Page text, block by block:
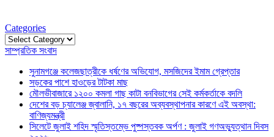
Categories
Categories
সাম্প্রতিক সংবাদ
সুনামগঞ্জে কলেজছাত্রীকে ধর্ষণের অভিযোগ, মসজিদের ইমাম গ্রেপ্তার
সড়কের পাশে হাওড়ের টাটকা মাছ
মৌলভীবাজারে ১২০০ কমলা গাছ কাটা বনবিভাগের সেই কর্মকর্তাকে বদলি
দেশের বড় চ্যালেঞ্জ জ্বালানি, ১৭ বছরের অব্যবস্থাপনার কারণে এই অবস্থা:
বাণিজ্যমন্ত্রী
সিলেটে জুলাই শহিদ স্মৃতিস্তম্ভে পুষ্পস্তবক অর্পণ : জুলাই গণঅভ্যুত্থান দিবস